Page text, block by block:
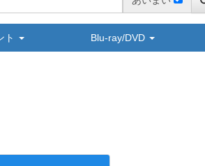
ト Blu-ray/DVD